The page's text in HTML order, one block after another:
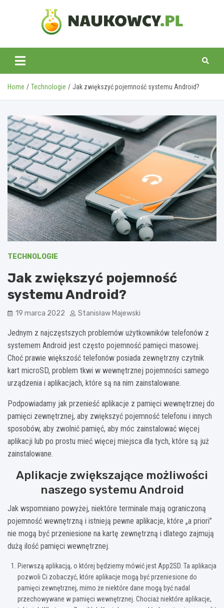
naukowcy.pl
Home Technologie Jak zwiększyć pojemność systemu Android?
TECHNOLOGIE
Jak zwiększyć pojemność
systemu Android?
19 marca 2022 Stanisław Majewski
Jednym z najczęstszych problemów użytkowników telefonów z
systemem Android jest często pojemność pamięci masowej.
Choć prawie większość telefonów posiada zewnętrzny czytnik
kart microSD, problem tkwi w wewnętrznej pojemności samego
urządzenia i aplikacjach, które są na nim zainstalowane.
Podpowiadamy jak przenieść aplikacje z pamięci wewnętrznej do
pamięci zewnętrznej, aby zwiększyć pojemność telefonu i innych
sposobów, aby zwolnić pamięć, aby móc zainstalować więcej
aplikacji lub po prostu mieć więcej miejsca dla tych, które są już
zainstalowane.
Aplikacje zwiększające możliwości
naszego systemu Android
Jak wspomniano powyżej, niektóre terminale mają ograniczoną
pojemność wewnętrzną i istnieją pewne aplikacje, które „a priori”
nie mogą być przeniesione na kartę zewnętrzną i dlatego zajmują
dużą ilość pamięci wewnętrznej.
Pierwszą aplikacją, o której będziemy mówić jest App2SD. Ta aplikacja
pozwoli Ci zobaczyć, które aplikacje mogą być przeniesione do
pamięci zewnętrznej, mimo że niektóre dane mogą być nadal
przechowywane w pamięci wewnętrznej. Chociaż niektóre aplikacje,